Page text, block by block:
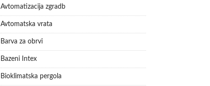
Avtomatizacija zgradb
Avtomatska vrata
Barva za obrvi
Bazeni Intex
Bioklimatska pergola